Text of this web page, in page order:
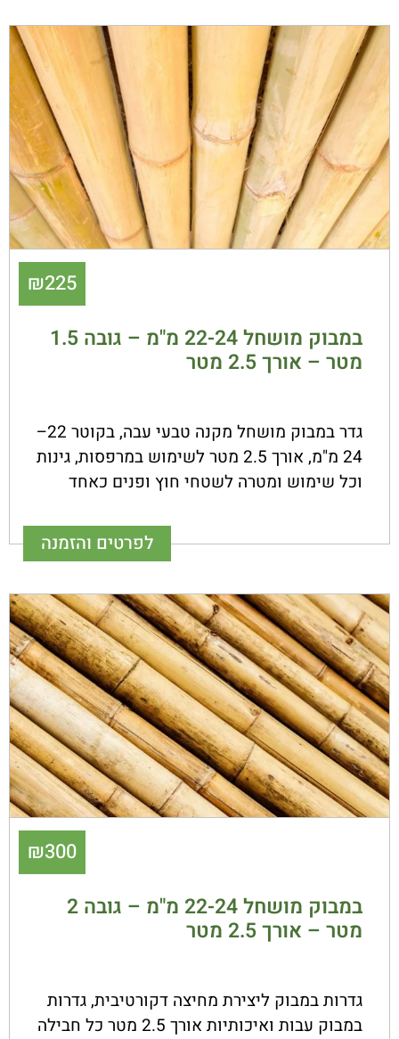
₪225
במבוק מושחל 22-24 מ"מ – גובה 1.5
מטר – אורך 2.5 מטר
גדר במבוק מושחל מקנה טבעי עבה, בקוטר 22–
24 מ"מ, אורך 2.5 מטר לשימוש במרפסות, גינות
וכל שימוש ומטרה לשטחי חוץ ופנים כאחד
לפרטים והזמנה
₪300
במבוק מושחל 22-24 מ"מ – גובה 2
מטר – אורך 2.5 מטר
גדרות במבוק ליצירת מחיצה דקורטיבית, גדרות
במבוק עבות ואיכותיות אורך 2.5 מטר כל חבילה